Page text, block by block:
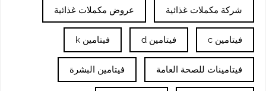
شركة مكملات غذائية عروض مكملات غذائية
فيتامين c فيتامين d فيتامين k
فيتامينات للصحة العامة فيتامين البشرة